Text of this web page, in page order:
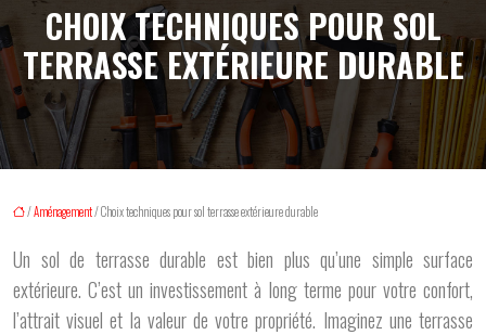
CHOIX TECHNIQUES POUR SOL
TERRASSE EXTÉRIEURE DURABLE
/Aménagement/ Choix techniques pour sol terrasse extérieure durable
Un sol de terrasse durable est bien plus qu’une simple surface
extérieure. C’est un investissement à long terme pour votre confort,
l’attrait visuel et la valeur de votre propriété. Imaginez une terrasse